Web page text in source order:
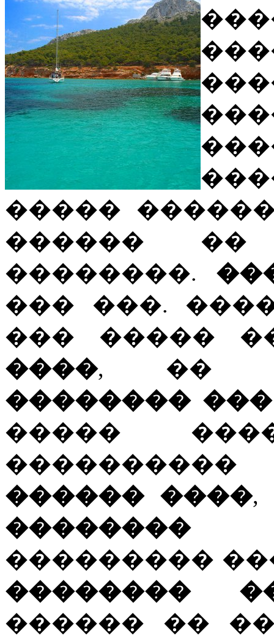
�����
������ ��
��������.
��� ���.
��� �����
����, ��
��������
�����
������ ����,
���������
��������
������ ��